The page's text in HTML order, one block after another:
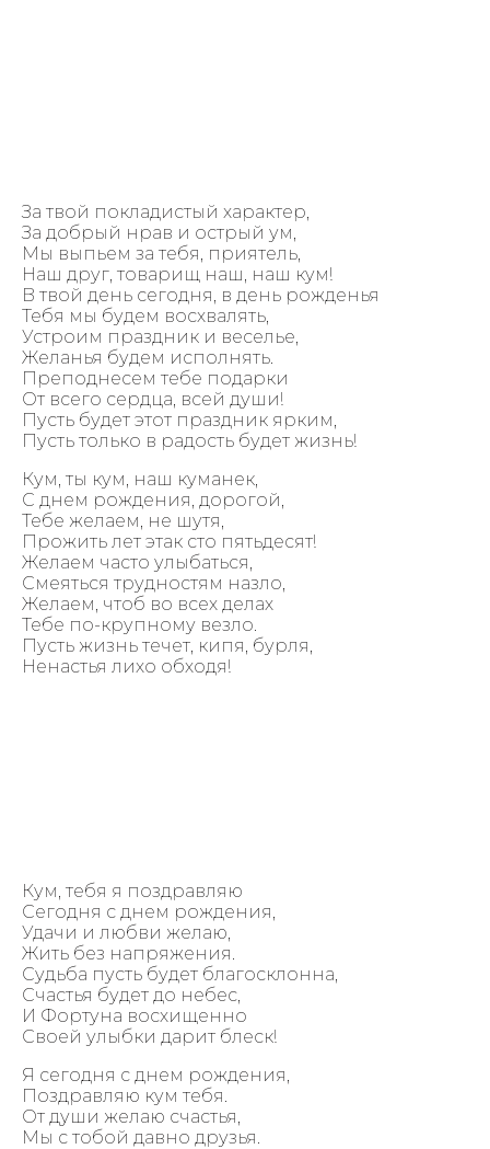
За твой покладистый характер,
За добрый нрав и острый ум,
Мы выпьем за тебя, приятель,
Наш друг, товарищ наш, наш кум!
В твой день сегодня, в день рожденья
Тебя мы будем восхвалять,
Устроим праздник и веселье,
Желанья будем исполнять.
Преподнесем тебе подарки
От всего сердца, всей души!
Пусть будет этот праздник ярким,
Пусть только в радость будет жизнь!
Кум, ты кум, наш куманек,
С днем рождения, дорогой,
Тебе желаем, не шутя,
Прожить лет этак сто пятьдесят!
Желаем часто улыбаться,
Смеяться трудностям назло,
Желаем, чтоб во всех делах
Тебе по-крупному везло.
Пусть жизнь течет, кипя, бурля,
Ненастья лихо обходя!
Кум, тебя я поздравляю
Сегодня с днем рождения,
Удачи и любви желаю,
Жить без напряжения.
Судьба пусть будет благосклонна,
Счастья будет до небес,
И Фортуна восхищенно
Своей улыбки дарит блеск!
Я сегодня с днем рождения,
Поздравляю кум тебя.
От души желаю счастья,
Мы с тобой давно друзья.